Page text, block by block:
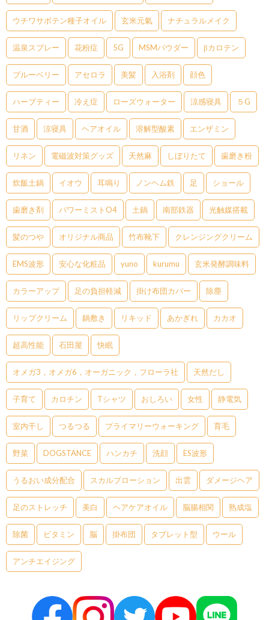
ウチワサボテン種子オイル 玄米元氣 ナチュラルメイク
温泉スプレー 花粉症 5G MSMパウダー βカロテン
ブルーベリー アセロラ 美髪 入浴剤 顔色
ハーブティー 冷え症 ローズウォーター 涼感寝具 ５G
甘酒 涼寝具 ヘアオイル 溶解型酸素 エンザミン
リネン 電磁波対策グッズ 天然麻 しぼりたて 歯磨き粉
炊飯土鍋 イオウ 耳鳴り ノンヘム鉄 足 ショール
歯磨き剤 パワーミストO4 土鍋 南部鉄器 光触媒搭載
髪のつや オリジナル商品 竹布靴下 クレンジングクリーム
EMS波形 安心な化粧品 yuno kurumu 玄米発酵調味料
カラーアップ 足の負担軽減 掛け布団カバー 除塵
リップクリーム 鍋敷き リキッド あかぎれ カカオ
超高性能 石田屋 快眠
オメガ3，オメガ6，オーガニック，フローラ社 天然だし
子育て カロチン Tシャツ おしろい 女性 静電気
室内干し つるつる プライマリーウォーキング 育毛
野菜 DOGSTANCE ハンカチ 洗顔 ES波形
うるおい成分配合 スカルプローション 出雲 ダメージヘア
足のストレッチ 美白 ヘアケアオイル 脳腸相関 熟成塩
除菌 ビタミン 脳 掛布団 タブレット型 ウール
アンチエイジング